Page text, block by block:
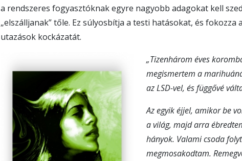
a rendszeres fogyasztóknak egyre nagyobb adagokat kell
„elszálljanak” tőle. Ez súlyosbítja a testi hatásokat, és fokozza
utazások kockázatát.
„Tizenhárom éves
megismertem a
az LSD-vel, és függővé
Az egyik éjjel, amikor be
a világ, majd arra
hányok. Valami csoda
megmosakodtam.